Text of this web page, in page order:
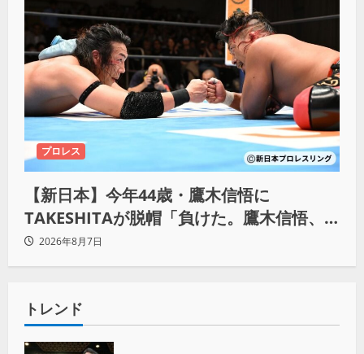
プロレス
【新日本】今年44歳・鷹木信悟に
TAKESHITAが脱帽「負けた。鷹木信悟、
強いわ！」
2026年8月7日
トレンド